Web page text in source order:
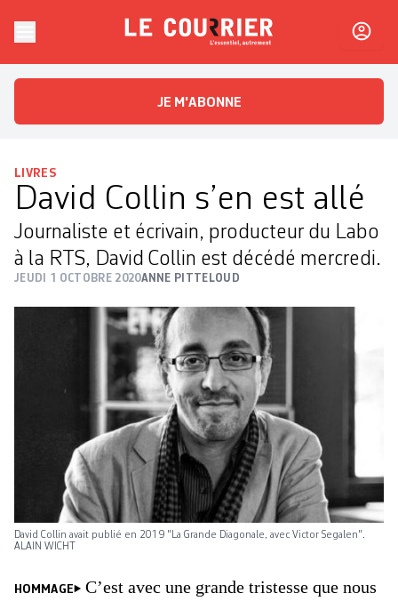
Le CourrierL'essentiel, autrement
JE M'ABONNE
LIVRES
David Collin s’en est allé
Journaliste et écrivain, producteur du Labo
à la RTS, David Collin est décédé mercredi.
JEUDI 1 OCTOBRE 2020ANNE PITTELOUD
David Collin avait publié en 2019 "La Grande Diagonale, avec Victor Segalen".
ALAIN WICHT
HOMMAGE
C’est avec une grande tristesse que nous